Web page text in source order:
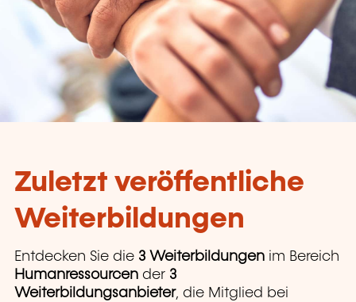
Zuletzt veröffentliche
Weiterbildungen
Entdecken Sie die 3 Weiterbildungen im Bereich
Humanressourcen der 3
Weiterbildungsanbieter, die Mitglied bei